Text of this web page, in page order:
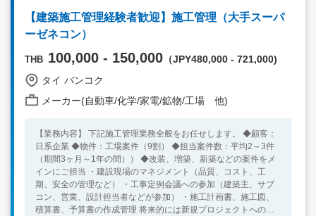
【建築施工管理経験者歓迎】施工管理（大手スーパ
ーゼネコン）
THB 100,000 - 150,000 （JPY480,000 - 721,000)
タイ バンコク
メーカー(自動車/化学/家電/鉱物/工場 他)
【業務内容】 下記施工管理業務全般をお任せします。 ◆顧客：
日系企業 ◆物件：工場案件（9割） ◆担当案件数：平均2～3件
（期間3ヶ月～1年の間）） ◆改装、増築、新築などの案件をメ
インにご担当 ・建設現場のマネジメント（品質、コスト、工
期、安全の管理など） ・工事定例会議への参加（建築主、サブ
コン、営業、設計担当者などが参加） ・施工計画書、施工図、
積算書、予算書の作成管理 将来的には新規プロジェクトへのア